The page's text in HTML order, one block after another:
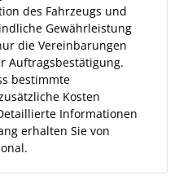
des Fahrzeugs und
Gewährleistung
die Vereinbarungen
Auftragsbestätigung.
bestimmte
Kosten
Informationen
erhalten Sie von